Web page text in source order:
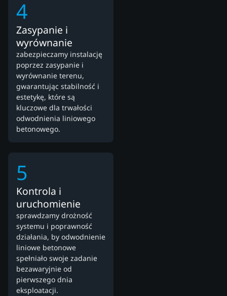
4
Zasypanie i
wyrównanie
zabezpieczamy instalację
poprzez zasypanie i
wyrównanie terenu,
gwarantując stabilność i
estetykę, które są
kluczowe dla trwałości
odwodnienia liniowego
betonowego.
5
Kontrola i
uruchomienie
sprawdzamy drożność
systemu i poprawność
działania, by odwodnienie
liniowe betonowe
spełniało swoje zadanie
bezawaryjnie od
pierwszego dnia
eksploatacji.